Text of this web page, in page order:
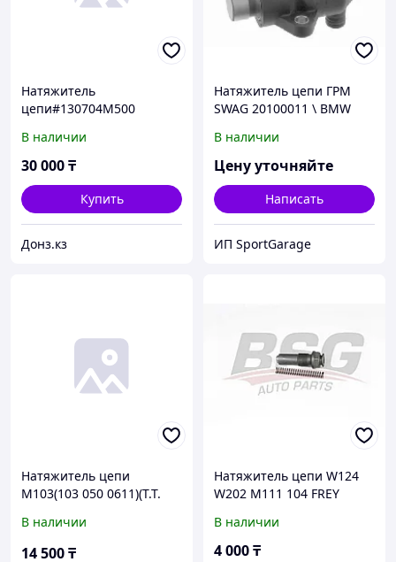
Натяжитель
цепи#130704M500
В наличии
30 000₸
Купить
Донз.кз
Натяжитель цепи ГРМ
SWAG 20100011 \ BMW
M43 89>
В наличии
Цену уточняйте
Написать
ИП SportGarage
Натяжитель цепи
M103(103 050 0611)(T.T.
В наличии
14 500₸
Натяжитель цепи W124
W202 M111 104 FREY
В наличии
4 000₸